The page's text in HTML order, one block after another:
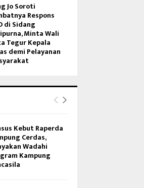
Jo Soroti
Respons
di Sidang
Minta Wali
Tegur Kepala
demi Pelayanan
Kebut Raperda
Cerdas,
Wadahi
Kampung